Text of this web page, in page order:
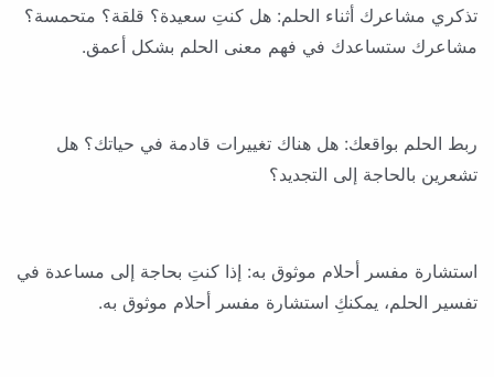
تذكري مشاعرك أثناء الحلم: هل كنتِ سعيدة؟ قلقة؟ متحمسة؟
مشاعرك ستساعدك في فهم معنى الحلم بشكل أعمق.
ربط الحلم بواقعك: هل هناك تغييرات قادمة في حياتك؟ هل
تشعرين بالحاجة إلى التجديد؟
استشارة مفسر أحلام موثوق به: إذا كنتِ بحاجة إلى مساعدة في
تفسير الحلم، يمكنكِ استشارة مفسر أحلام موثوق به.